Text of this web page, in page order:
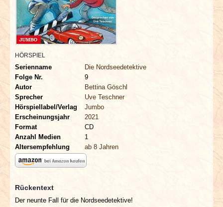
SPECIALS
REDAKTION
LINKS
ARCHIV
HÖRSPIEL
Serienname
Die Nordseedetektive
Folge Nr.
9
Autor
Bettina Göschl
Sprecher
Uve Teschner
Hörspiellabel/Verlag
Jumbo
Erscheinungsjahr
2021
Format
CD
Anzahl Medien
1
Altersempfehlung
ab 8 Jahren
Rückentext
Der neunte Fall für die Nordseedetektive!